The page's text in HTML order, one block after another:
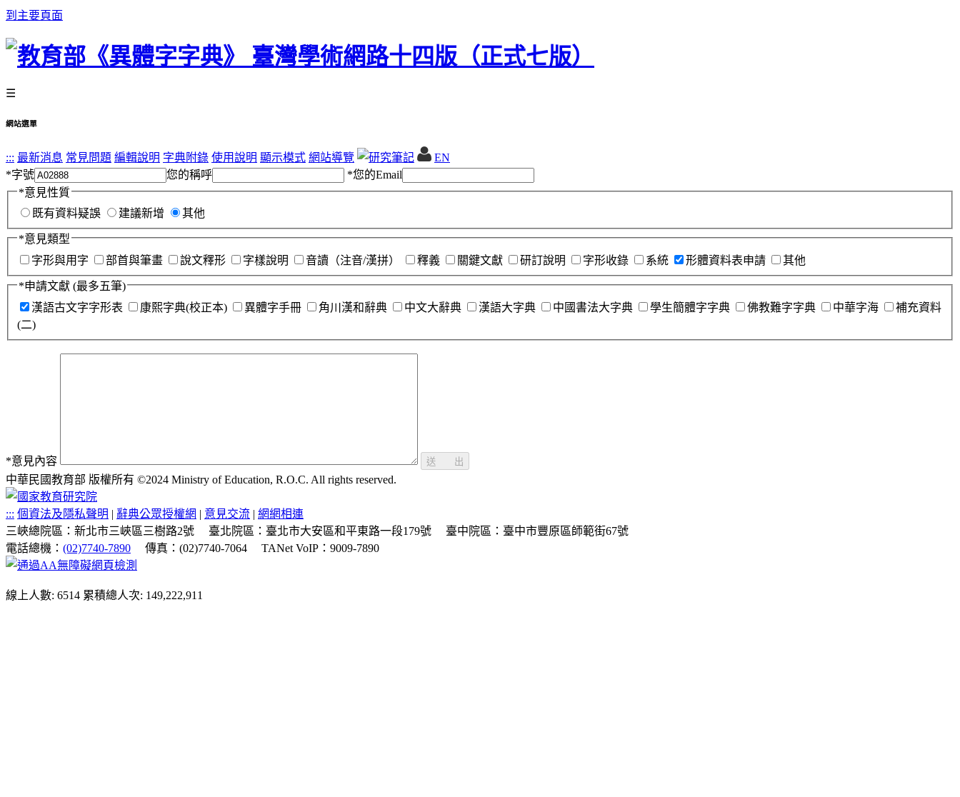
到主要頁面
☰
網站選單
::: 最新消息 常見問題 編輯說明 字典附錄 使用說明 顯示模式 網站導覽
EN
*字號 您的稱呼 *您的Email
*意見性質
既有資料疑誤
建議新增 其他
*意見類型
字形與用字
部首與筆畫 說文釋形 字樣說明 音讀（注音/漢拼） 釋義 關鍵文獻 研訂說明 字形收錄 系統 形體資料表申請 其他
*申請文獻 (最多五筆)
漢語古文字字形表
康熙字典(校正本) 異體字手冊 角川漢和辭典 中文大辭典 漢語大字典 中國書法大字典 學生簡體字字典 佛教難字字典 中華字海
補充資料
(二)
*意見內容 送 出
中華民國教育部 版權所有 ©2024 Ministry of Education, R.O.C. All rights reserved.
::: 個資法及隱私聲明 | 辭典公眾授權網 | 意見交流 | 網網相連
三峽總院區：新北市三峽區三樹路2號
臺北院區：臺北市大安區和平東路一段179號
臺中院區：臺中市豐原區師範街67號
電話總機： (02)7740-7890 傳真：(02)7740-7064 TANet VoIP：9009-7890
線上人數: 6514 累積總人次: 149,222,911